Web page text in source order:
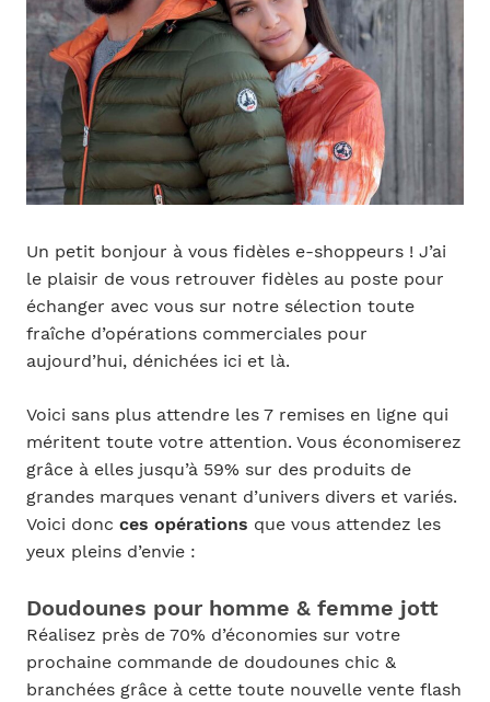
Un petit bonjour à vous fidèles e-shoppeurs ! J’ai
le plaisir de vous retrouver fidèles au poste pour
échanger avec vous sur notre sélection toute
fraîche d’opérations commerciales pour
aujourd’hui, dénichées ici et là.
Voici sans plus attendre les 7 remises en ligne qui
méritent toute votre attention. Vous économiserez
grâce à elles jusqu’à 59% sur des produits de
grandes marques venant d’univers divers et variés.
Voici donc ces opérations que vous attendez les
yeux pleins d’envie :
Doudounes pour homme & femme jott
Réalisez près de 70% d’économies sur votre
prochaine commande de doudounes chic &
branchées grâce à cette toute nouvelle vente flash